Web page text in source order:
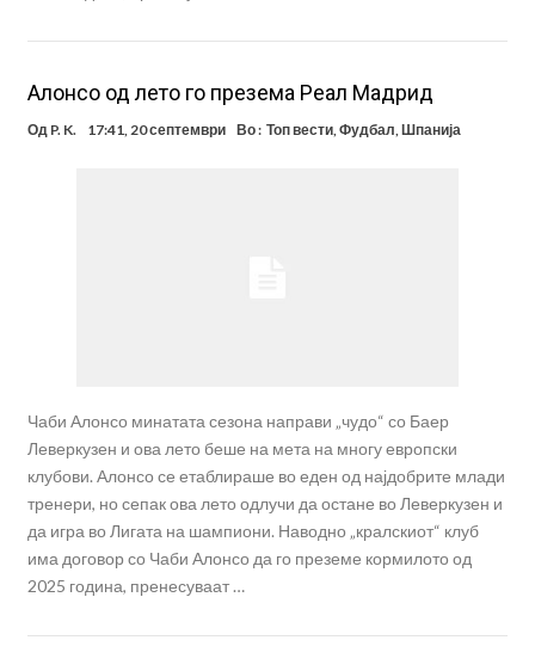
Алонсо од лето го презема Реал Мадрид
Од P. K. 17:41, 20 септември Во : Топ вести, Фудбал Шпанија
Чаби Алонсо минатата сезона направи „чудо“ со Баер
Леверкузен и ова лето беше на мета на многу европски
клубови. Алонсо се етаблираше во еден од најдобрите млади
тренери, но сепак ова лето одлучи да остане во Леверкузен и
да игра во Лигата на шампиони. Наводно „кралскиот“ клуб
има договор со Чаби Алонсо да го преземе кормилото од
2025 година, пренесуваат …